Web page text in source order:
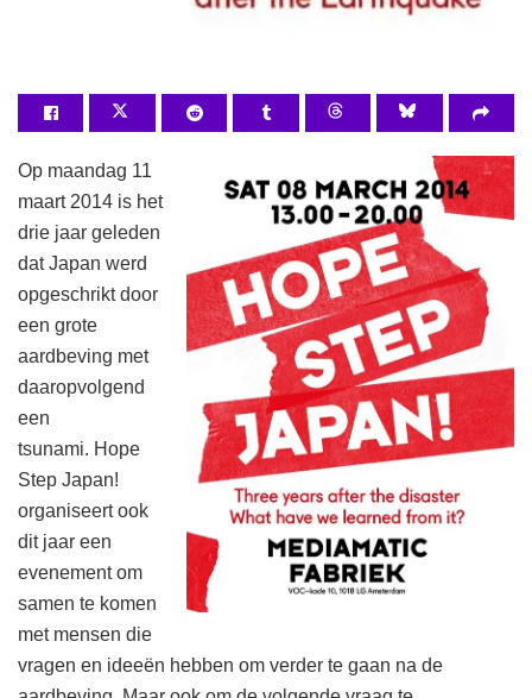
Op maandag 11
maart 2014 is het
drie jaar geleden
dat Japan werd
opgeschrikt door
een grote
aardbeving met
daaropvolgend
een
tsunami. Hope
Step Japan!
organiseert ook
dit jaar een
evenement om
samen te komen
met mensen die
vragen en ideeën hebben om verder te gaan na de